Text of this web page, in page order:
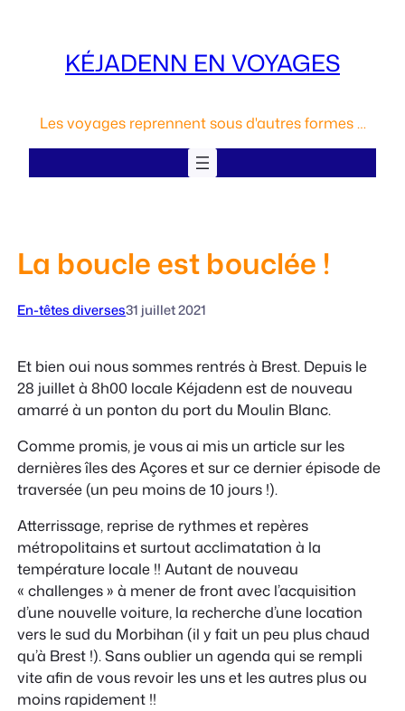
KÉJADENN EN VOYAGES
Les voyages reprennent sous d'autres formes …
La boucle est bouclée !
En-têtes diverses31 juillet 2021
Et bien oui nous sommes rentrés à Brest. Depuis le
28 juillet à 8h00 locale Kéjadenn est de nouveau
amarré à un ponton du port du Moulin Blanc.
Comme promis, je vous ai mis un article sur les
dernières îles des Açores et sur ce dernier épisode de
traversée (un peu moins de 10 jours !).
Atterrissage, reprise de rythmes et repères
métropolitains et surtout acclimatation à la
température locale !! Autant de nouveau
« challenges » à mener de front avec l’acquisition
d’une nouvelle voiture, la recherche d’une location
vers le sud du Morbihan (il y fait un peu plus chaud
qu’à Brest !). Sans oublier un agenda qui se rempli
vite afin de vous revoir les uns et les autres plus ou
moins rapidement !!